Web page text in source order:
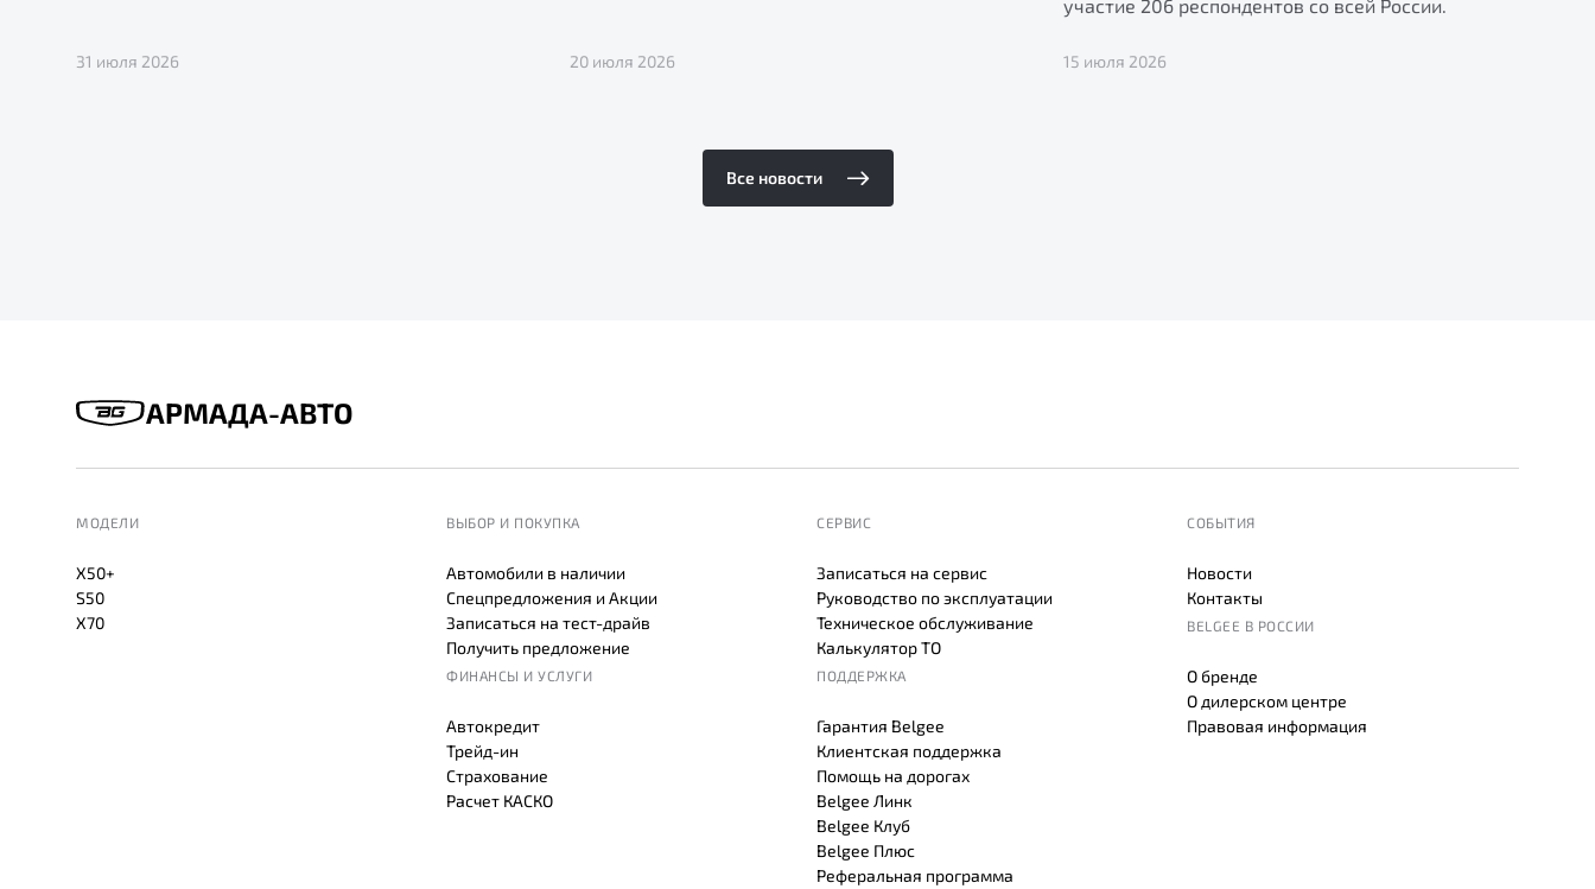
31 июля 2026 20 июля 2026
участие 206 респондентов со всей России.
15 июля 2026
Все новости
АРМАДА-АВТО
МОДЕЛИ
X50+
S50
X70
ВЫБОР И ПОКУПКА
Автомобили в наличии
Спецпредложения и Акции
Записаться на тест-драйв
Получить предложение
ФИНАНСЫ И УСЛУГИ
Автокредит
Трейд-ин
Страхование
Расчет КАСКО
СЕРВИС
Записаться на сервис
Руководство по эксплуатации
Техническое обслуживание
Калькулятор ТО
ПОДДЕРЖКА
Гарантия Belgee
Клиентская поддержка
Помощь на дорогах
Belgee Линк
Belgee Клуб
Belgee Плюс
Реферальная программа
СОБЫТИЯ
Новости
Контакты
BELGEE В РОССИИ
О бренде
О дилерском центре
Правовая информация